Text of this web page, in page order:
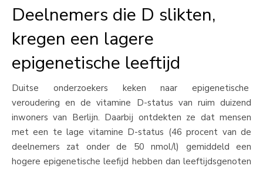
Deelnemers die D slikten,
kregen een lagere
epigenetische leeftijd
Duitse onderzoekers keken naar epigenetische
veroudering en de vitamine D-status van ruim duizend
inwoners van Berlijn. Daarbij ontdekten ze dat mensen
met een te lage vitamine D-status (46 procent van de
deelnemers zat onder de 50 nmol/l) gemiddeld een
hogere epigenetische leefijd hebben dan leeftijdsgenoten